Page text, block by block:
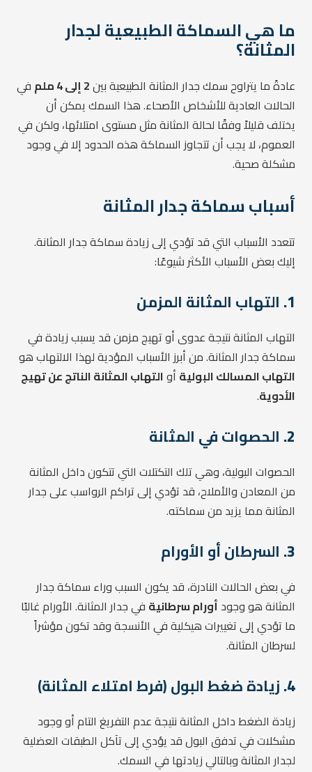
ما هي السماكة الطبيعية لجدار
المثانة؟
عادةً ما يتراوح سمك جدار المثانة الطبيعية بين2 إلى 4 ملم
في
الحالات العادية للأشخاص الأصحاء. هذا السمك يمكن أن
يختلف قليلاً وفقًا لحالة المثانة مثل مستوى امتلائها، ولكن في
العموم، لا يجب أن تتجاوز السماكة هذه الحدود إلا في وجود
مشكلة صحية.
أسباب سماكة جدار المثانة
تتعدد الأسباب التي قد تؤدي إلى زيادة سماكة جدار المثانة.
إليك بعض الأسباب الأكثر شيوعًا:
1. التهاب المثانة المزمن
التهاب المثانة نتيجة عدوى أو تهيج مزمن قد يسبب زيادة في
سماكة جدار المثانة. من أبرز الأسباب المؤدية لهذا الالتهاب هو
التهاب المسالك البولية أوالتهاب المثانة الناتج عن تهيج
الأدوية.
2. الحصوات في المثانة
الحصوات البولية، وهي تلك التكتلات التي تتكون داخل المثانة
من المعادن والأملاح، قد تؤدي إلى تراكم الرواسب على جدار
المثانة مما يزيد من سماكته.
3. السرطان أو الأورام
في بعض الحالات النادرة، قد يكون السبب وراء سماكة جدار
المثانة هو وجود أورام سرطانية في جدار المثانة. الأورام غالبًا
ما تؤدي إلى تغييرات هيكلية في الأنسجة وقد تكون مؤشراً
لسرطان المثانة.
4. زيادة ضغط البول (فرط امتلاء المثانة)
زيادة الضغط داخل المثانة نتيجة عدم التفريغ التام أو وجود
مشكلات في تدفق البول قد يؤدي إلى تآكل الطبقات العضلية
لجدار المثانة وبالتالي زيادتها في السمك.